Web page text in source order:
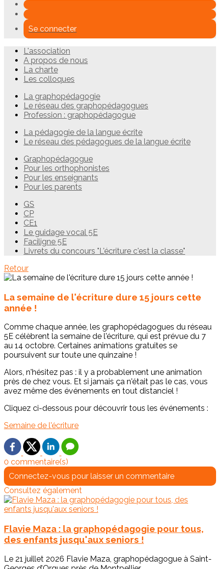
Se connecter
L'association
A propos de nous
La charte
Les colloques
La graphopédagogie
Le réseau des graphopédagogues
Profession : graphopédagogue
La pédagogie de la langue écrite
Le réseau des pédagogues de la langue écrite
Graphopédagogue
Pour les orthophonistes
Pour les enseignants
Pour les parents
GS
CP
CE1
Le guidage vocal 5E
Faciligne 5E
Livrets du concours "L'écriture c'est la classe"
Retour
La semaine de l'écriture dure 15 jours cette
année !
Comme chaque année, les graphopédagogues du réseau
5E célèbrent la semaine de l'écriture, qui est prévue du 7
au 14 octobre. Certaines animations gratuites se
poursuivent sur toute une quinzaine !
Alors, n'hésitez pas : il y a probablement une animation
près de chez vous. Et si jamais ça n'était pas le cas, vous
avez même des événements en tout distanciel !
Cliquez ci-dessous pour découvrir tous les événements :
Semaine de l'écriture
0 commentaire(s)
Connectez-vous pour laisser un commentaire
Consultez également
Flavie Maza : la graphopédagogie pour tous,
des enfants jusqu'aux seniors !
Le 21 juillet 2026 Flavie Maza, graphopédagogue à Saint-